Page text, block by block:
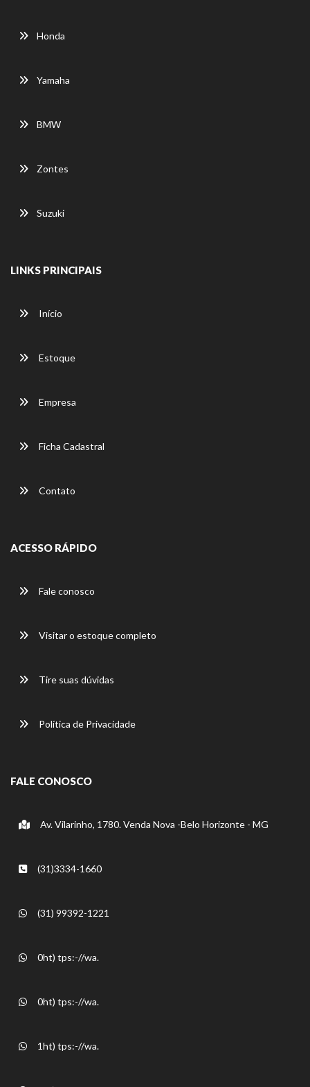
Honda
Yamaha
BMW
Zontes
Suzuki
LINKS PRINCIPAIS
Início
Estoque
Empresa
Ficha Cadastral
Contato
ACESSO RÁPIDO
Fale conosco
Visitar o estoque completo
Tire suas dúvidas
Política de Privacidade
FALE CONOSCO
Av. Vilarinho, 1780. Venda Nova -Belo Horizonte - MG
(31)3334-1660
(31) 99392-1221
0ht) tps:-//wa.
0ht) tps:-//wa.
1ht) tps:-//wa.